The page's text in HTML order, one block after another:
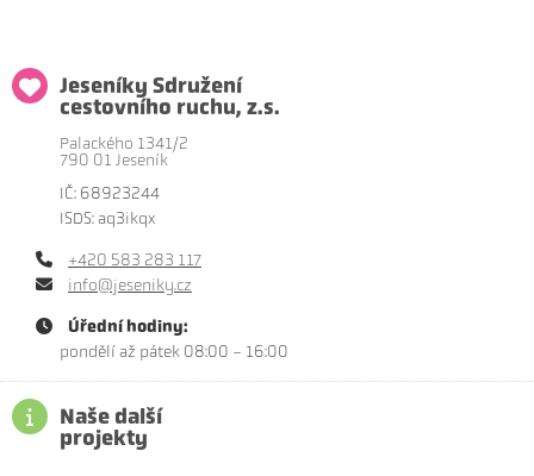
Jeseníky Sdružení
cestovního ruchu, z.s.
Palackého 1341/2
790 01 Jeseník
IČ: 68923244
ISDS: aq3ikqx
+420 583 283 117
info@jeseniky.cz
Úřední hodiny:
pondělí až pátek 08:00 - 16:00
Naše další
projekty